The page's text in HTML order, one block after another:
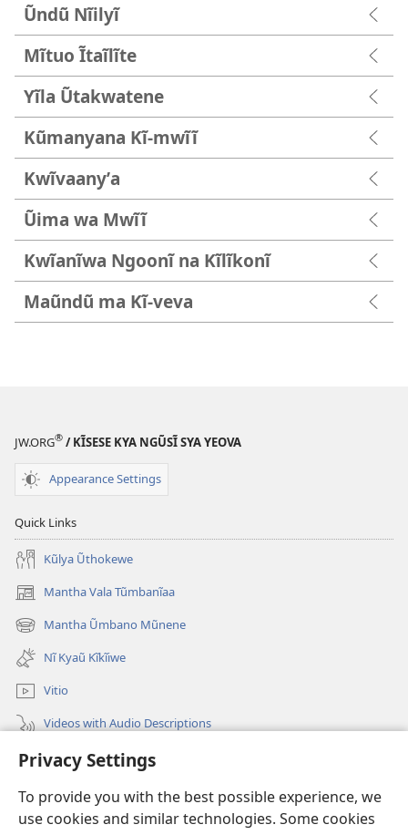
Privacy Settings
To provide you with the best possible experience, we
use cookies and similar technologies. Some cookies
Ũndũ Nĩilyĩ
Mĩtuo Ĩtaĩlĩte
Yĩla Ũtakwatene
Kũmanyana Kĩ-mwĩĩ
Kwĩvaanyʼa
Ũima wa Mwĩĩ
Kwĩanĩwa Ngoonĩ na Kĩlĩkonĩ
Maũndũ ma Kĩ-veva
JW.ORG® / KĨSESE KYA NGŨSĨ SYA YEOVA
Appearance Settings
Quick Links
Kũlya Ũthokewe
Mantha Vala Tũmbanĩaa
(opens
new
window)
Mantha Ũmbano Mũnene
(opens
new
window)
Nĩ Kyaũ Kĩkĩiwe
Vitio
Videos with Audio Descriptions
Mantha
Mĩvothi
(opens
new